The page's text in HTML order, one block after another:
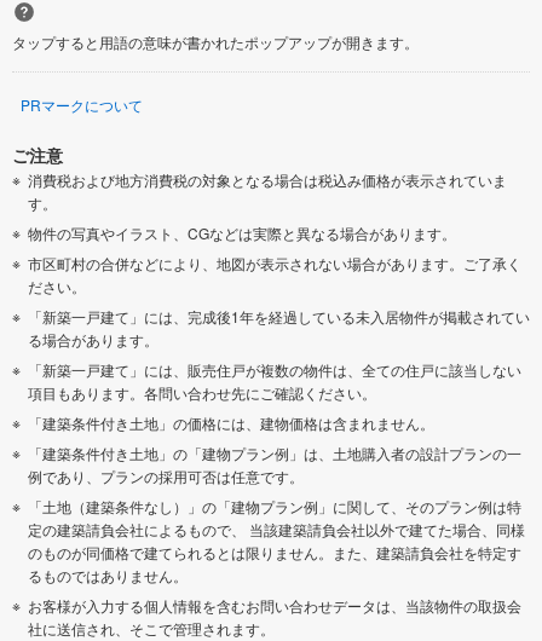
タップすると用語の意味が書かれたポップアップが開きます。
PRマークについて
ご注意
消費税および地方消費税の対象となる場合は税込み価格が表示されていま
す。
物件の写真やイラスト、CGなどは実際と異なる場合があります。
市区町村の合併などにより、地図が表示されない場合があります。ご了承く
ださい。
「新築一戸建て」には、完成後1年を経過している未入居物件が掲載されてい
る場合があります。
「新築一戸建て」には、販売住戸が複数の物件は、全ての住戸に該当しない
項目もあります。各問い合わせ先にご確認ください。
「建築条件付き土地」の価格には、建物価格は含まれません。
「建築条件付き土地」の「建物プラン例」は、土地購入者の設計プランの一
例であり、プランの採用可否は任意です。
「土地（建築条件なし）」の「建物プラン例」に関して、そのプラン例は特
定の建築請負会社によるもので、 当該建築請負会社以外で建てた場合、同様
のものが同価格で建てられるとは限りません。また、建築請負会社を特定す
るものではありません。
お客様が入力する個人情報を含むお問い合わせデータは、当該物件の取扱会
社に送信され、そこで管理されます。